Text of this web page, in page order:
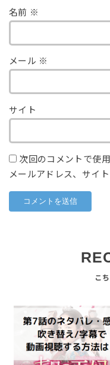
名前 ※
メール ※
サイト
次回のコメントで使
メールアドレス、サイト